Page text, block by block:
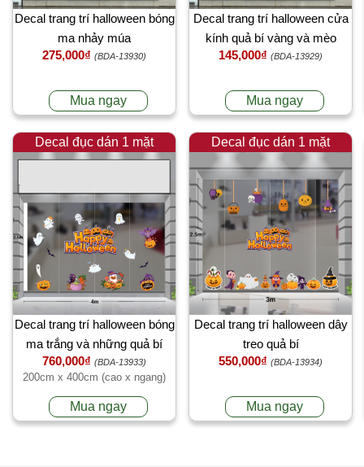
Decal trang trí halloween bóng
ma nhảy múa
275,000₫ (BDA-13930)
Mua ngay
Decal trang trí halloween cửa
kính quả bí vàng và mèo
145,000₫ (BDA-13929)
Mua ngay
Decal đục dán 1 mặt
Decal trang trí halloween bóng
ma trắng và những quả bí
vàng vui nhộn
760,000₫ (BDA-13933)
200cm x 400cm (cao x ngang)
Mua ngay
Decal đục dán 1 mặt
Decal trang trí halloween dây
treo quả bí
550,000₫ (BDA-13934)
Mua ngay